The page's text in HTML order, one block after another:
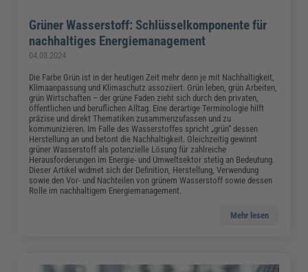
Grüner Wasserstoff: Schlüsselkomponente für
nachhaltiges Energiemanagement
04.03.2024
Die Farbe Grün ist in der heutigen Zeit mehr denn je mit Nachhaltigkeit,
Klimaanpassung und Klimaschutz assoziiert. Grün leben, grün Arbeiten,
grün Wirtschaften – der grüne Faden zieht sich durch den privaten,
öffentlichen und beruflichen Alltag. Eine derartige Terminologie hilft
präzise und direkt Thematiken zusammenzufassen und zu
kommunizieren. Im Falle des Wasserstoffes spricht „grün“ dessen
Herstellung an und betont die Nachhaltigkeit. Gleichzeitig gewinnt
grüner Wasserstoff als potenzielle Lösung für zahlreiche
Herausforderungen im Energie- und Umweltsektor stetig an Bedeutung.
Dieser Artikel widmet sich der Definition, Herstellung, Verwendung
sowie den Vor- und Nachteilen von grünem Wasserstoff sowie dessen
Rolle im nachhaltigem Energiemanagement.
Mehr lesen